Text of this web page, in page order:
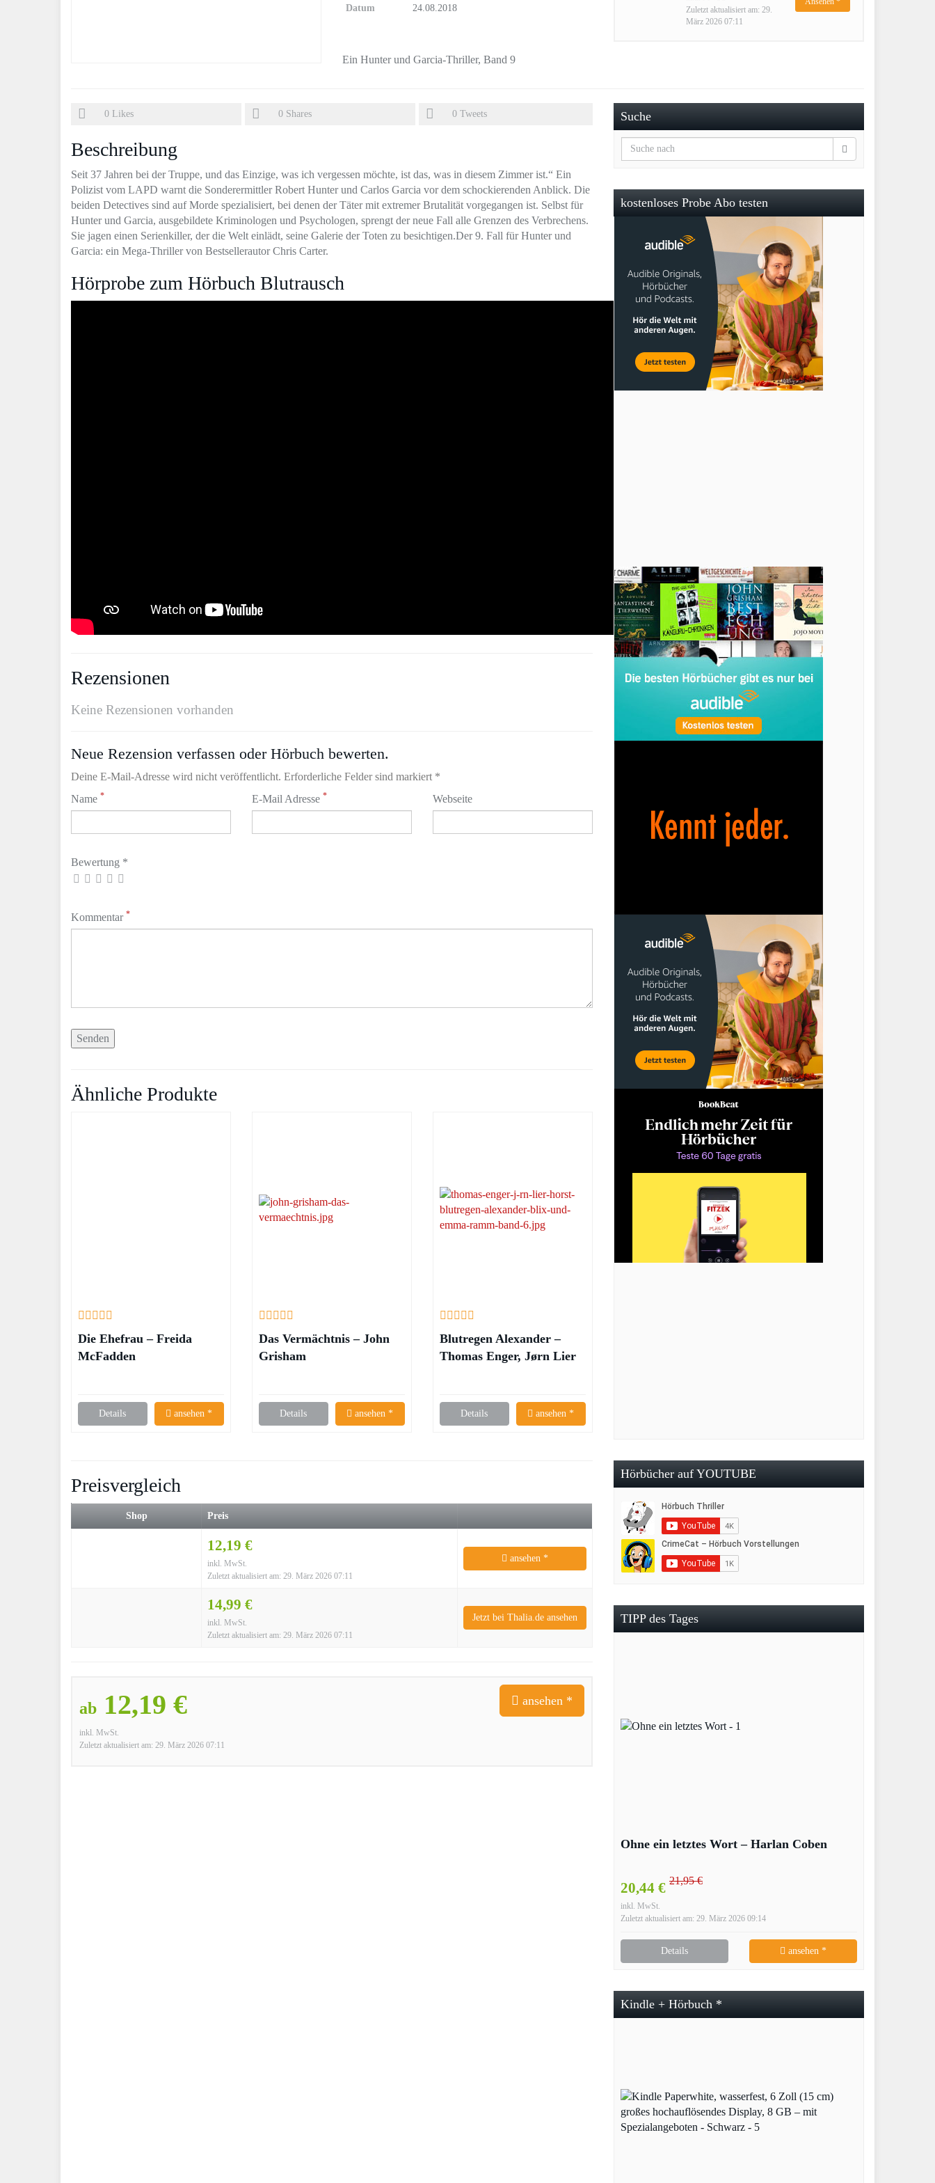
Zuletzt aktualisiert am: 29.
März 2026 07:11
Datum 24.08.2018
Ein Hunter und Garcia-Thriller, Band 9
0 Likes 0 Shares 0 Tweets
Beschreibung
Seit 37 Jahren bei der Truppe, und das Einzige, was ich vergessen möchte, ist das, was in diesem Zimmer ist.“ Ein
Polizist vom LAPD warnt die Sonderermittler Robert Hunter und Carlos Garcia vor dem schockierenden Anblick. Die
beiden Detectives sind auf Morde spezialisiert, bei denen der Täter mit extremer Brutalität vorgegangen ist. Selbst für
Hunter und Garcia, ausgebildete Kriminologen und Psychologen, sprengt der neue Fall alle Grenzen des Verbrechens.
Sie jagen einen Serienkiller, der die Welt einlädt, seine Galerie der Toten zu besichtigen.Der 9. Fall für Hunter und
Garcia: ein Mega-Thriller von Bestsellerautor Chris Carter.
Hörprobe zum Hörbuch Blutrausch
Rezensionen
Keine Rezensionen vorhanden
Neue Rezension verfassen oder Hörbuch bewerten.
Deine E-Mail-Adresse wird nicht veröffentlicht. Erforderliche Felder sind markiert *
Name * E-Mail Adresse * Webseite
Bewertung *
Kommentar *
Ähnliche Produkte
Die Ehefrau – Freida
McFadden
Details ansehen *
Das Vermächtnis – John
Grisham
Details ansehen *
Blutregen Alexander –
Thomas Enger, Jørn Lier
Details ansehen *
Preisvergleich
Shop Preis
12,19 €
inkl. MwSt.
Zuletzt aktualisiert am: 29. März 2026 07:11
ansehen *
14,99 €
inkl. MwSt.
Zuletzt aktualisiert am: 29. März 2026 07:11
Jetzt bei Thalia.de ansehen
ab 12,19 €
inkl. MwSt.
Zuletzt aktualisiert am: 29. März 2026 07:11
ansehen *
Suche
kostenloses Probe Abo testen
Hörbücher auf YOUTUBE
TIPP des Tages
Ohne ein letztes Wort – Harlan Coben
20,44 € 21,95 €
inkl. MwSt.
Zuletzt aktualisiert am: 29. März 2026 09:14
Details ansehen *
Kindle + Hörbuch *